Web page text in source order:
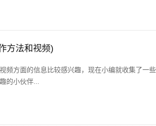
方法和视频)
频方面的信息比较感兴趣，现在小编就收集了一
的小伙伴...